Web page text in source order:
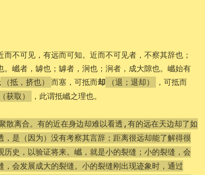
不可见，有远而可知。近而不可见者，不察其辞也；
。巇者，罅也；罅者，涧也；涧者，成大隙也。巇始有
（抵，挤也） 而塞，可抵而却 （退；退却）
，可抵而
（获取） ，此谓抵巇之理也。
散离合。有的近在身边却难以看透,有的远在天边却了如
，是（因为）没有考察其言辞；距离很远却能了解得很
历史，以验证将来。巇，就是小的裂缝；小的裂缝，会
，会发展成大的裂缝。小的裂缝刚出现迹象时，通过